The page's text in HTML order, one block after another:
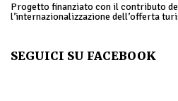
Progetto finanziato con il contributo
l’internazionalizzazione dell’offerta
SEGUICI SU FACEBOOK